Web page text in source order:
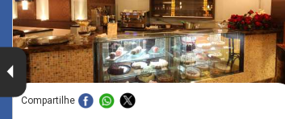
Compartilhe